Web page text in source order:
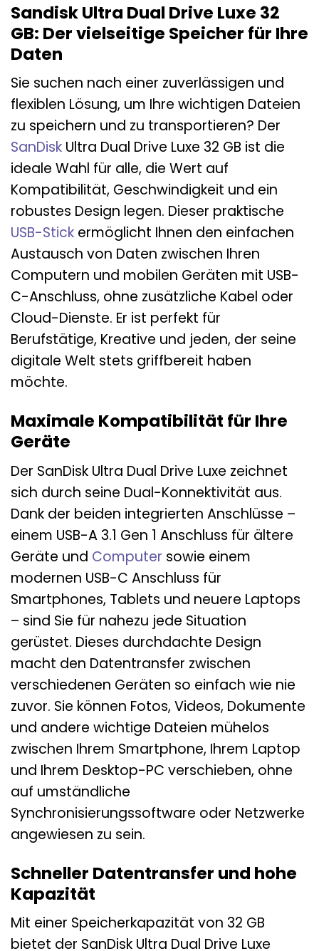
Sandisk Ultra Dual Drive Luxe 32
GB: Der vielseitige Speicher für Ihre
Daten
Sie suchen nach einer zuverlässigen und
flexiblen Lösung, um Ihre wichtigen Dateien
zu speichern und zu transportieren? Der
SanDisk Ultra Dual Drive Luxe 32 GB ist die
ideale Wahl für alle, die Wert auf
Kompatibilität, Geschwindigkeit und ein
robustes Design legen. Dieser praktische
USB-Stick ermöglicht Ihnen den einfachen
Austausch von Daten zwischen Ihren
Computern und mobilen Geräten mit USB-
C-Anschluss, ohne zusätzliche Kabel oder
Cloud-Dienste. Er ist perfekt für
Berufstätige, Kreative und jeden, der seine
digitale Welt stets griffbereit haben
möchte.
Maximale Kompatibilität für Ihre
Geräte
Der SanDisk Ultra Dual Drive Luxe zeichnet
sich durch seine Dual-Konnektivität aus.
Dank der beiden integrierten Anschlüsse –
einem USB-A 3.1 Gen 1 Anschluss für ältere
Geräte und Computer sowie einem
modernen USB-C Anschluss für
Smartphones, Tablets und neuere Laptops
– sind Sie für nahezu jede Situation
gerüstet. Dieses durchdachte Design
macht den Datentransfer zwischen
verschiedenen Geräten so einfach wie nie
zuvor. Sie können Fotos, Videos, Dokumente
und andere wichtige Dateien mühelos
zwischen Ihrem Smartphone, Ihrem Laptop
und Ihrem Desktop-PC verschieben, ohne
auf umständliche
Synchronisierungssoftware oder Netzwerke
angewiesen zu sein.
Schneller Datentransfer und hohe
Kapazität
Mit einer Speicherkapazität von 32 GB
bietet der SanDisk Ultra Dual Drive Luxe